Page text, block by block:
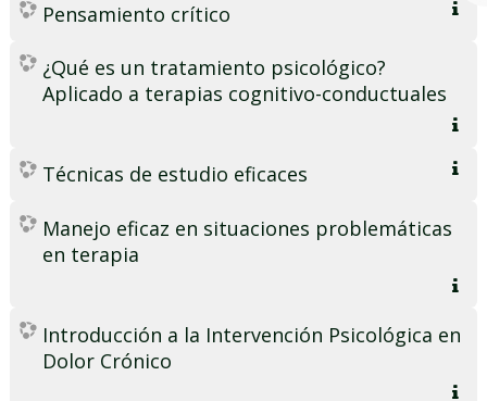
Pensamiento crítico
¿Qué es un tratamiento psicológico?
Aplicado a terapias cognitivo-conductuales
Técnicas de estudio eficaces
Manejo eficaz en situaciones problemáticas
en terapia
Introducción a la Intervención Psicológica en
Dolor Crónico